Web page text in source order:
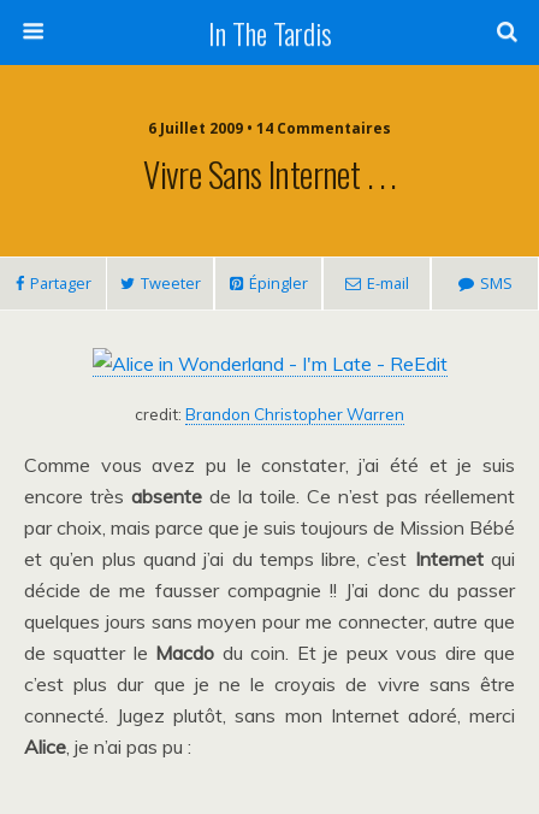
In The Tardis
6 Juillet 2009 • 14 Commentaires
Vivre Sans Internet . . .
Partager Tweeter Épingler E-mail SMS
credit: Brandon Christopher Warren
Comme vous avez pu le constater, j’ai été et je suis
encore très absente de la toile. Ce n’est pas réellement
par choix, mais parce que je suis toujours de Mission Bébé
et qu’en plus quand j’ai du temps libre, c’est Internetqui
décide de me fausser compagnie !! J’ai donc du passer
quelques jours sans moyen pour me connecter, autre que
de squatter le Macdo du coin. Et je peux vous dire que
c’est plus dur que je ne le croyais de vivre sans être
connecté. Jugez plutôt, sans mon Internet adoré, merci
Alice, je n’ai pas pu :